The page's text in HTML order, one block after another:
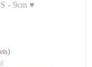
- 9cm ♥